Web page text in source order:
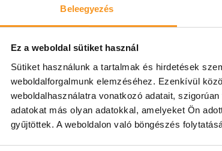
Beleegyezés
Ez a weboldal sütiket használ
Sütiket használunk a tartalmak és hirdetések
weboldalforgalmunk elemzéséhez. Ezenkívül
weboldalhasználatra vonatkozó adatait,
adatokat más olyan adatokkal, amelyeket Ön
gyűjtöttek. A weboldalon való böngészés
Twinlight 3D
ránceltávolító,
bőrmegújító kezelés